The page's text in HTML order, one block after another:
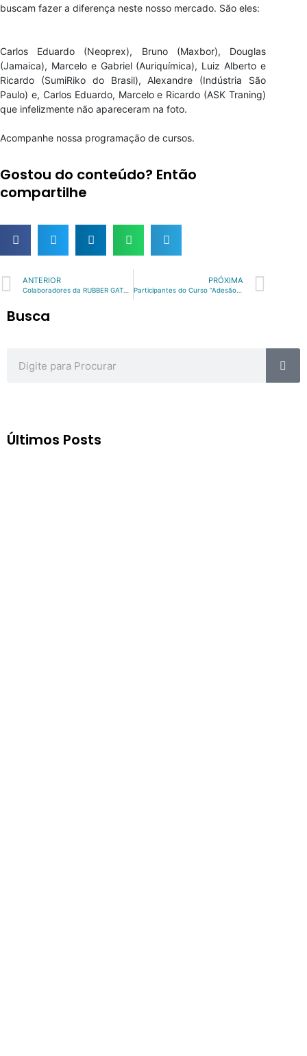
buscam fazer a diferença neste nosso mercado. São eles:
Carlos Eduardo (Neoprex), Bruno (Maxbor), Douglas
(Jamaica), Marcelo e Gabriel (Auriquímica), Luiz Alberto e
Ricardo (SumiRiko do Brasil), Alexandre (Indústria São
Paulo) e, Carlos Eduardo, Marcelo e Ricardo (ASK Traning)
que infelizmente não apareceram na foto.
Acompanhe nossa programação de cursos.
Gostou do conteúdo? Então
compartilhe
Prev
ANTERIOR PRÓXIMA
Participantes do Curso “Adesão Borracha Metal” | Julho/2018
Busca
Últimos Posts